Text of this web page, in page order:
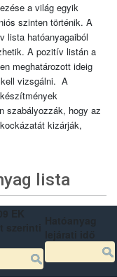
a világ egyik
szinten történik. A
lista hatóanyagaiból
A pozitív listán a
meghatározott ideig
kell vizsgálni. A
szabályozzák, hogy az
kizárják,
lista